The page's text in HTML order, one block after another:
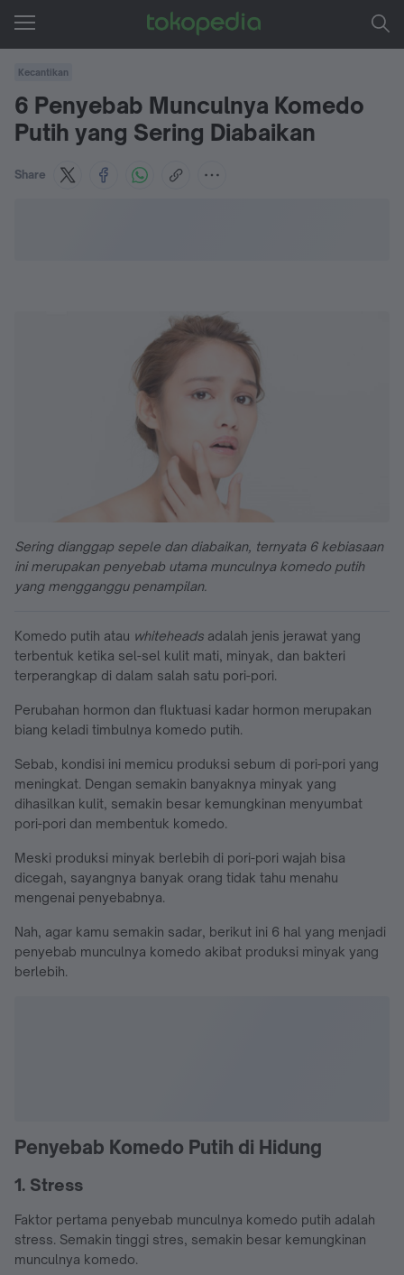
Kecantikan
6 Penyebab Munculnya Komedo
Putih yang Sering Diabaikan
Share
Sering dianggap sepele dan diabaikan, ternyata 6 kebiasaan
ini merupakan penyebab utama munculnya komedo putih
yang mengganggu penampilan.
Komedo putih atau whiteheads adalah jenis jerawat yang
terbentuk ketika sel-sel kulit mati, minyak, dan bakteri
terperangkap di dalam salah satu pori-pori.
Perubahan hormon dan fluktuasi kadar hormon merupakan
biang keladi timbulnya komedo putih.
Sebab, kondisi ini memicu produksi sebum di pori-pori yang
meningkat. Dengan semakin banyaknya minyak yang
dihasilkan kulit, semakin besar kemungkinan menyumbat
pori-pori dan membentuk komedo.
Meski produksi minyak berlebih di pori-pori wajah bisa
dicegah, sayangnya banyak orang tidak tahu menahu
mengenai penyebabnya.
Nah, agar kamu semakin sadar, berikut ini 6 hal yang menjadi
penyebab munculnya komedo akibat produksi minyak yang
berlebih.
Penyebab Komedo Putih di Hidung
1. Stress
Faktor pertama penyebab munculnya komedo putih adalah
stress. Semakin tinggi stres, semakin besar kemungkinan
munculnya komedo.